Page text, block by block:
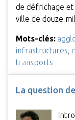
de défrichage et
ville de douze
Mots-clés:
infrastructures
transports
La question